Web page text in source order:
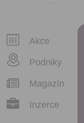
Akce
Podniky
Magazín
Inzerce